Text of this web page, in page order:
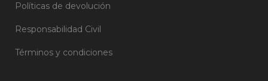
Políticas de devolución
Responsabilidad Civil
Términos y condiciones